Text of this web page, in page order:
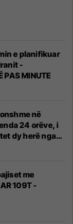
e planifikuar
-
PAS MINUTE
në
24 orëve, i
dy herë nga
me
109T -